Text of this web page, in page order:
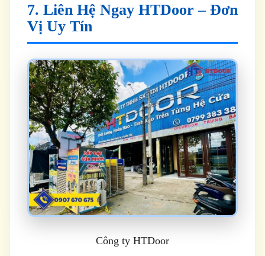
7. Liên Hệ Ngay HTDoor – Đơn
Vị Uy Tín
Công ty HTDoor